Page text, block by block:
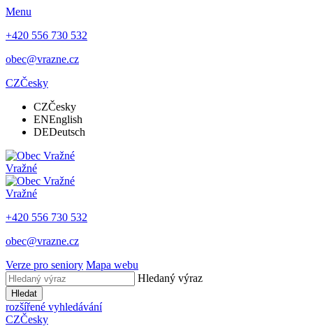
Menu
+420 556 730 532
obec@vrazne.cz
CZČesky
CZČesky
ENEnglish
DEDeutsch
Vražné
Vražné
+420 556 730 532
obec@vrazne.cz
Verze pro seniory Mapa webu
Hledaný výraz
Hledat
rozšířené vyhledávání
CZČesky